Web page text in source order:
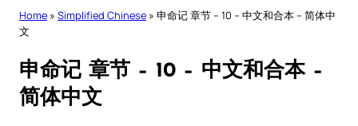
Home » Simplified Chinese » 申命记 章节 – 10 – 中文和合本 – 简体中
文
申命记 章节 – 10 – 中文和合本 –
简体中文